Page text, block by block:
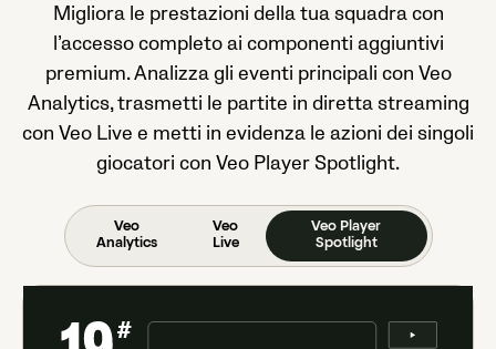
Migliora le prestazioni della tua squadra con
l’accesso completo ai componenti aggiuntivi
premium. Analizza gli eventi principali con Veo
Analytics, trasmetti le partite in diretta streaming
con Veo Live e metti in evidenza le azioni dei singoli
giocatori con Veo Player Spotlight.
Veo
Analytics
Veo
Live
Veo Player
Spotlight